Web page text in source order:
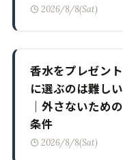
2026/8/8(Sat)
香水をプレゼント
に選ぶのは難しい
｜外さないための
条件
2026/8/8(Sat)